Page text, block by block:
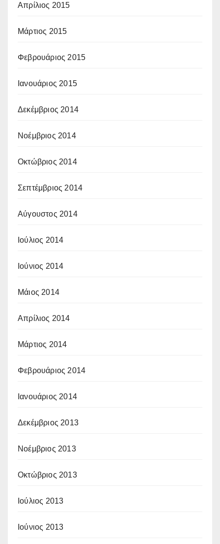
Απρίλιος 2015
Μάρτιος 2015
Φεβρουάριος 2015
Ιανουάριος 2015
Δεκέμβριος 2014
Νοέμβριος 2014
Οκτώβριος 2014
Σεπτέμβριος 2014
Αύγουστος 2014
Ιούλιος 2014
Ιούνιος 2014
Μάιος 2014
Απρίλιος 2014
Μάρτιος 2014
Φεβρουάριος 2014
Ιανουάριος 2014
Δεκέμβριος 2013
Νοέμβριος 2013
Οκτώβριος 2013
Ιούλιος 2013
Ιούνιος 2013